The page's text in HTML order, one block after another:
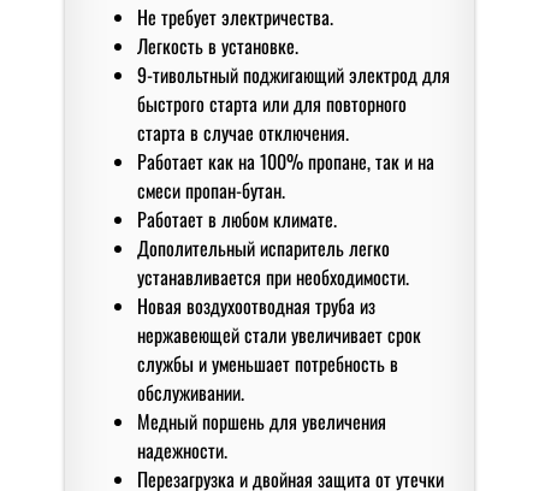
Не требует электричества.
Легкость в установке.
9-тивольтный поджигающий электрод для
быстрого старта или для повторного
старта в случае отключения.
Работает как на 100% пропане, так и на
смеси пропан-бутан.
Работает в любом климате.
Дополительный испаритель легко
устанавливается при необходимости.
Новая воздухоотводная труба из
нержавеющей стали увеличивает срок
службы и уменьшает потребность в
обслуживании.
Медный поршень для увеличения
надежности.
Перезагрузка и двойная защита от утечки